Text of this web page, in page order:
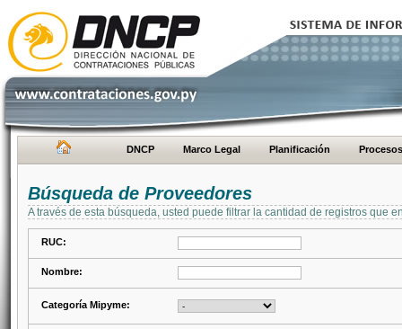
DNCP Marco Legal Planificación Procesos
Búsqueda de Proveedores
A través de esta búsqueda, usted puede filtrar la cantidad de registros que
RUC:
Nombre:
Categoría Mipyme: